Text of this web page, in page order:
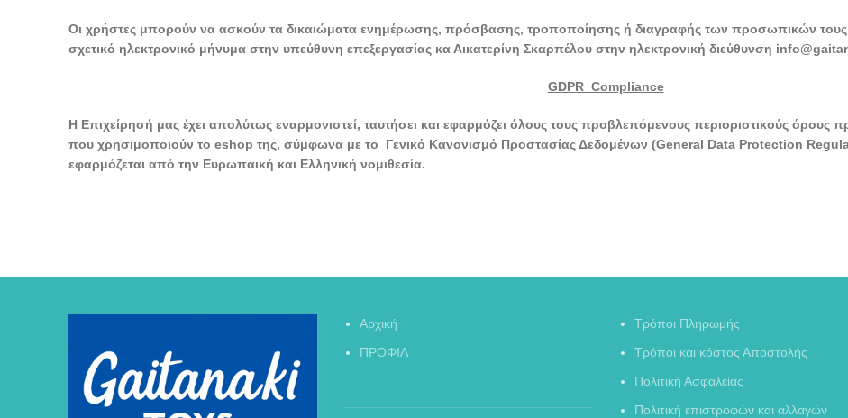
Οι χρήστες μπορούν να ασκούν τα δικαιώματα ενημέρωσης, πρόσβασης, τροποποίησης ή διαγραφής των προσωπικών τους
σχετικό ηλεκτρονικό μήνυμα στην υπεύθυνη επεξεργασίας κα Αικατερίνη Σκαρπέλου στην ηλεκτρονική διεύθυνση
GDPR Compliance
Η Επιχείρησή μας έχει απολύτως εναρμονιστεί, ταυτήσει και εφαρμόζει όλους τους προβλεπόμενους περιοριστικούς
που χρησιμοποιούν το eshop της, σύμφωνα με το Γενικό Κανονισμό Προστασίας Δεδομένων (General Data Protection
εφαρμόζεται από την Ευρωπαική και Ελληνική νομιθεσία.
Αρχική
ΠΡΟΦΙΛ
Τρόποι Πληρωμής
Τρόποι και κόστος Αποστολής
Πολιτική Ασφαλείας
Πολιτική επιστροφών και αλλαγών